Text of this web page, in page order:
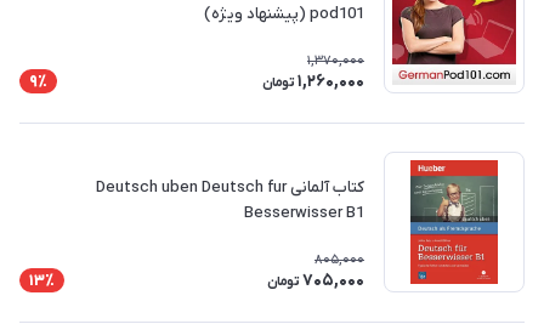
pod101 (پیشنهاد ویژه)
1,370,000
1,260,000 تومان 9٪
کتاب آلمانی Deutsch uben Deutsch fur
Besserwisser B1
805,000
705,000 تومان 13٪